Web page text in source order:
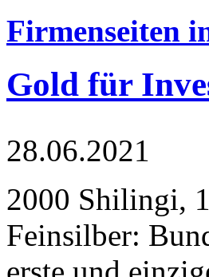
Firmenseiten
Gold für
28.06.2021
2000 Shilingi,
Feinsilber: